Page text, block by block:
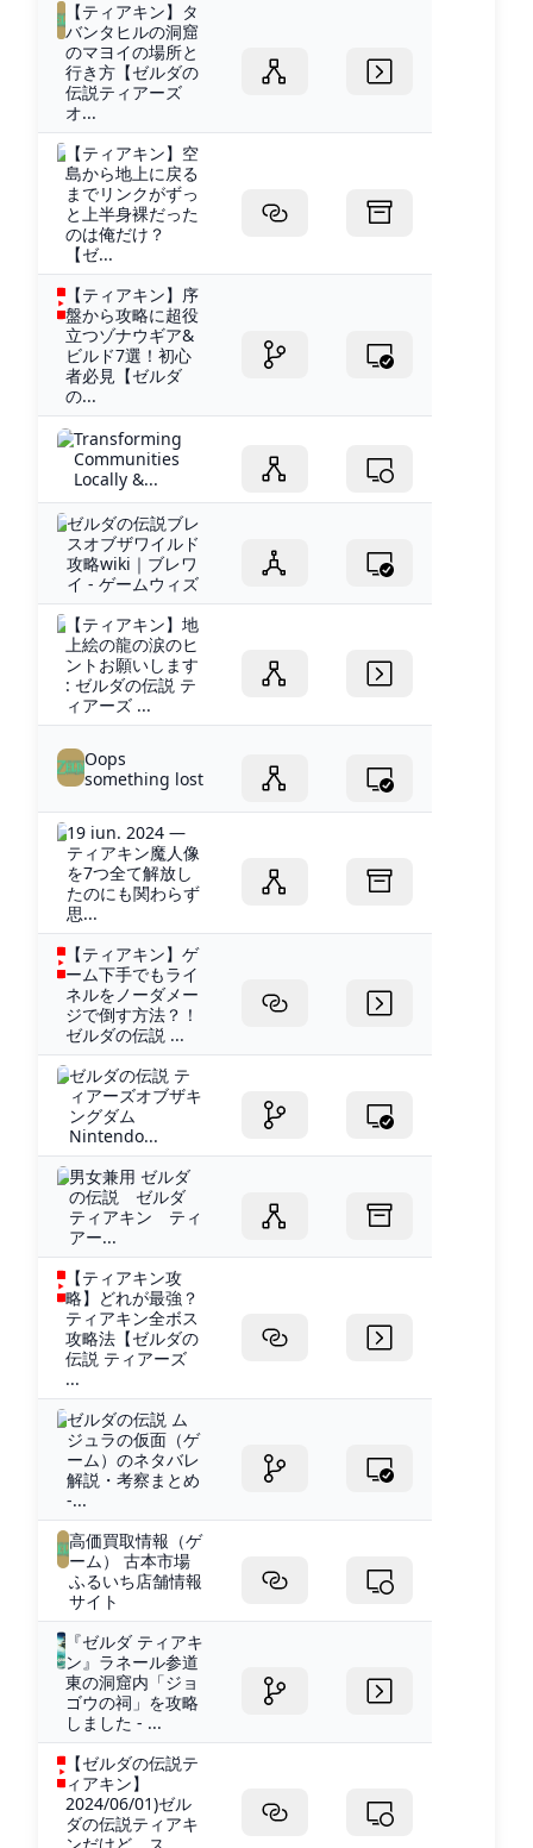
【ティアキン】タ
バンタヒルの洞窟
のマヨイの場所と
行き方【ゼルダの
伝説ティアーズ
オ...
【ティアキン】空
島から地上に戻る
までリンクがずっ
と上半身裸だった
のは俺だけ？
【ゼ...
【ティアキン】序
盤から攻略に超役
立つゾナウギア&
ビルド7選！初心
者必見【ゼルダ
の...
Transforming
Communities
Locally &...
ゼルダの伝説ブレ
スオブザワイルド
攻略wiki｜ブレワ
イ - ゲームウィズ
【ティアキン】地
上絵の龍の涙のヒ
ントお願いします
: ゼルダの伝説 テ
ィアーズ ...
Oops
something lost
19 iun. 2024 —
ティアキン魔人像
を7つ全て解放し
たのにも関わらず
思...
【ティアキン】ゲ
ーム下手でもライ
ネルをノーダメー
ジで倒す方法？！
ゼルダの伝説 ...
ゼルダの伝説 テ
ィアーズオブザキ
ングダム
Nintendo...
男女兼用 ゼルダ
の伝説 ゼルダ
ティアキン ティ
アー...
【ティアキン攻
略】どれが最強？
ティアキン全ボス
攻略法【ゼルダの
伝説 ティアーズ
...
ゼルダの伝説 ム
ジュラの仮面（ゲ
ーム）のネタバレ
解説・考察まとめ
-...
高価買取情報（ゲ
ーム） 古本市場
ふるいち店舗情報
サイト
『ゼルダ ティアキ
ン』ラネール参道
東の洞窟内「ジョ
ゴウの祠」を攻略
しました - ...
【ゼルダの伝説テ
ィアキン】
2024/06/01)ゼル
ダの伝説ティアキ